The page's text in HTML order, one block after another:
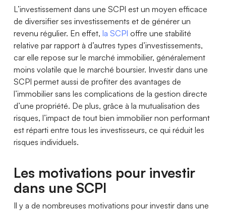
L’investissement dans une SCPI est un moyen efficace
de diversifier ses investissements et de générer un
revenu régulier. En effet, la SCPI offre une stabilité
relative par rapport à d’autres types d’investissements,
car elle repose sur le marché immobilier, généralement
moins volatile que le marché boursier. Investir dans une
SCPI permet aussi de profiter des avantages de
l’immobilier sans les complications de la gestion directe
d’une propriété. De plus, grâce à la mutualisation des
risques, l’impact de tout bien immobilier non performant
est réparti entre tous les investisseurs, ce qui réduit les
risques individuels.
Les motivations pour investir
dans une SCPI
Il y a de nombreuses motivations pour investir dans une